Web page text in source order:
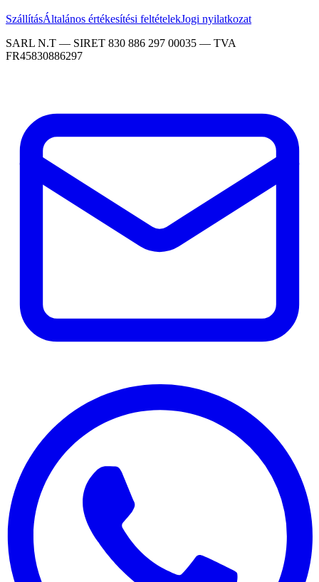
SzállításÁltalános értékesítési feltételekJogi nyilatkozat
SARL N.T — SIRET 830 886 297 00035 — TVA
FR45830886297